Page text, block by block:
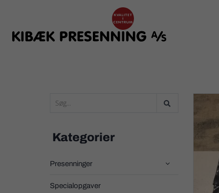
Kategorier
Presenninger 
Specialopgaver